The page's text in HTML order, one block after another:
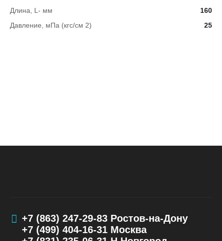
Длина, L- мм
160
Давление, мПа (кгс/см 2)
25
+7 (863) 247-29-83Ростов-на-Дону
+7 (499) 404-16-31Москва